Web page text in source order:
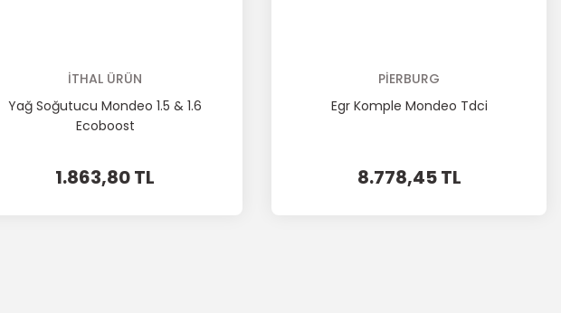
İTHAL ÜRÜN
Yağ Soğutucu Mondeo 1.5 & 1.6
Ecoboost
1.863,80 TL
PİERBURG
Egr Komple Mondeo Tdci
8.778,45 TL